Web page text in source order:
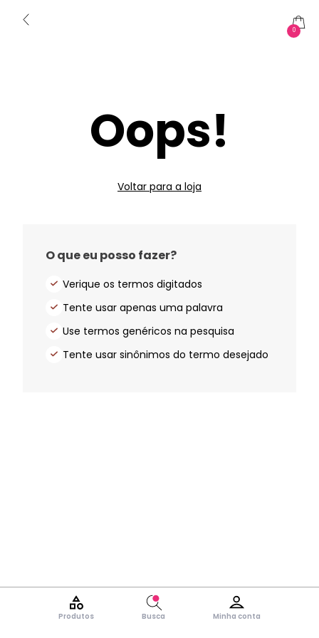
0
Produtos Busca Minha conta
Oops!
Voltar para a loja
O que eu posso fazer?
Verique os termos digitados
Tente usar apenas uma palavra
Use termos genéricos na pesquisa
Tente usar sinônimos do termo desejado